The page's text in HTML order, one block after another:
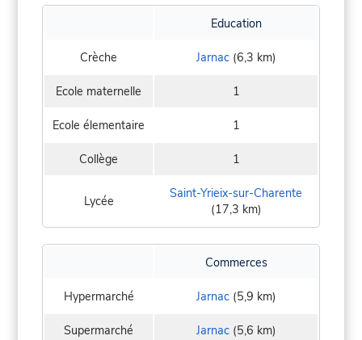
Education
Crèche Jarnac(6,3 km)
Ecole maternelle 1
Ecole élementaire 1
Collège 1
Lycée
Saint-Yrieix-sur-Charente
(17,3 km)
Commerces
Hypermarché Jarnac(5,9 km)
Supermarché Jarnac(5,6 km)